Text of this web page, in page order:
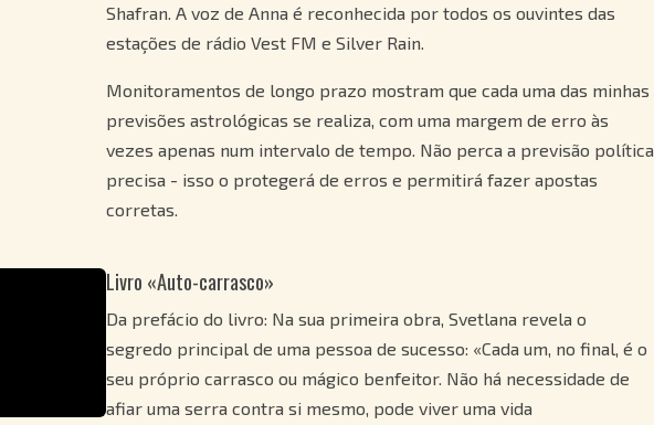
Shafran. A voz de Anna é reconhecida por todos os ouvintes das
estações de rádio Vest FM e Silver Rain.
Monitoramentos de longo prazo mostram que cada uma das minhas
previsões astrológicas se realiza, com uma margem de erro às
vezes apenas num intervalo de tempo. Não perca a previsão política
precisa - isso o protegerá de erros e permitirá fazer apostas
corretas.
Livro «Auto-carrasco»
Da prefácio do livro: Na sua primeira obra, Svetlana revela o
segredo principal de uma pessoa de sucesso: «Cada um, no final, é o
seu próprio carrasco ou mágico benfeitor. Não há necessidade de
afiar uma serra contra si mesmo, pode viver uma vida